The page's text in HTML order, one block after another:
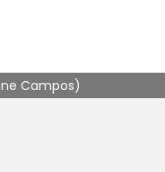
Campos)